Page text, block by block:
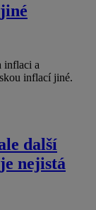
inflaci a
inflací jiné.
další
nejistá